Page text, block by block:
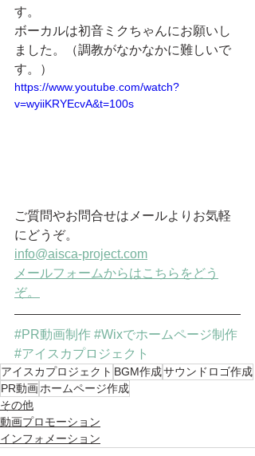
す。
ボーカルは初音ミクちゃんにお願いし
ました。（調教がなかなかに難しいで
す。）
https://www.youtube.com/watch?
v=wyiiKRYEcvA&t=100s
ご質問やお問合せはメールよりお気軽
にどうぞ。
info@aisca-project.com
メールフォームからはこちらをどう
ぞ。
#PR動画制作 #Wixでホームページ制作
#アイスカプロジェクト
アイスカプロジェクト BGM作成サウンドロゴ作成
PR動画ホームページ作成
その他
動画プロモーション
インフォメーション